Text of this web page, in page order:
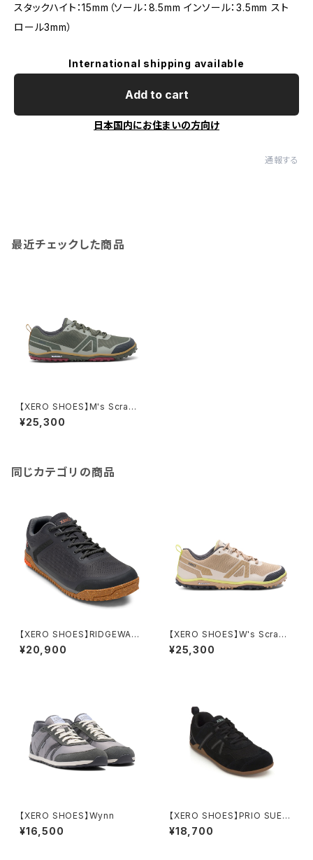
スタックハイト：15mm（ソール：8.5mm インソール：3.5mm スト
ロール3mm）
International shipping available
Add to cart
日本国内にお住まいの方向け
通報する
最近チェックした商品
【XERO SHOES】M's Scramb
ler Low EV
¥25,300
同じカテゴリの商品
【XERO SHOES】RIDGEWAY
MESH LOW (W's)
¥20,900
【XERO SHOES】W's Scramb
ler Low EV
¥25,300
【XERO SHOES】Wynn
¥16,500
【XERO SHOES】PRIO SUED
E
¥18,700